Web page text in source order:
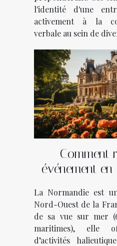
l'identité d'une
activement à la
verbale au sein de
Comment
événement
La Normandie est
Nord-Ouest de la
de sa vue sur mer
maritimes), elle
d’activités